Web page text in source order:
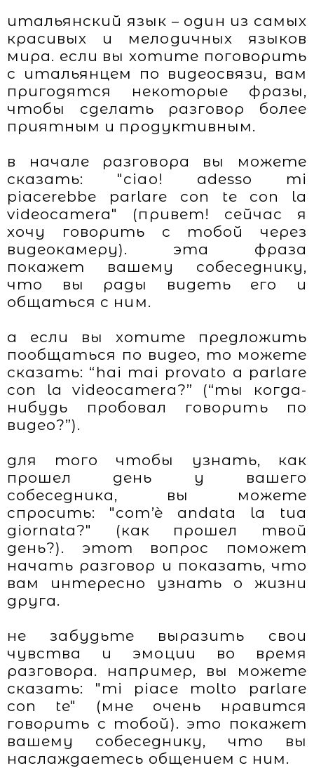
итальянский язык – один из самых
красивых и мелодичных языков
мира. если вы хотите поговорить
с итальянцем по видеосвязи, вам
пригодятся некоторые фразы,
чтобы сделать разговор более
приятным и продуктивным.
в начале разговора вы можете
сказать: "ciao! adesso mi
piacerebbe parlare con te con la
videocamera" (привет! сейчас я
хочу говорить с тобой через
видеокамеру). эта фраза
покажет вашему собеседнику,
что вы рады видеть его и
общаться с ним.
а если вы хотите предложить
пообщаться по видео, то можете
сказать: “hai mai provato a parlare
con la videocamera?” (“ты когда-
нибудь пробовал говорить по
видео?”).
для того чтобы узнать, как
прошел день у вашего
собеседника, вы можете
спросить: "com’è andata la tua
giornata?" (как прошел твой
день?). этот вопрос поможет
начать разговор и показать, что
вам интересно узнать о жизни
друга.
не забудьте выразить свои
чувства и эмоции во время
разговора. например, вы можете
сказать: "mi piace molto parlare
con te" (мне очень нравится
говорить с тобой). это покажет
вашему собеседнику, что вы
наслаждаетесь общением с ним.